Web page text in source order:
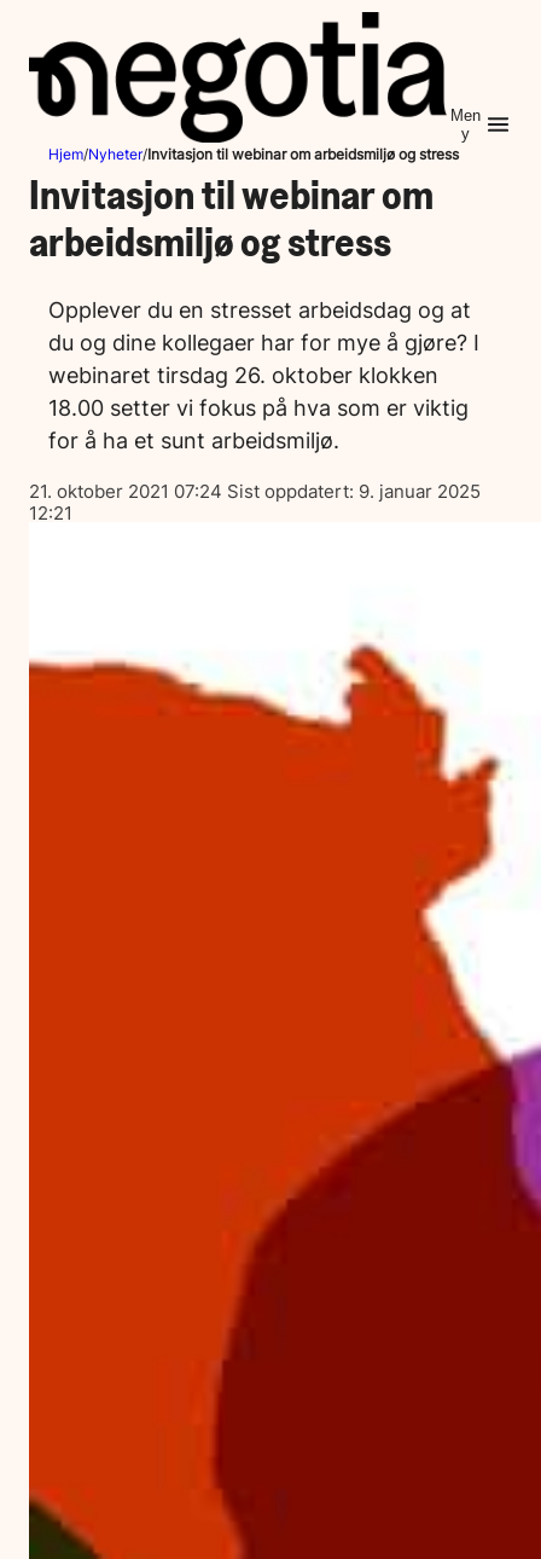
innhold
Men
y
Hjem/Nyheter/Invitasjon til webinar om arbeidsmiljø og stress
Invitasjon til webinar om
arbeidsmiljø og stress
Opplever du en stresset arbeidsdag og at
du og dine kollegaer har for mye å gjøre? I
webinaret tirsdag 26. oktober klokken
18.00 setter vi fokus på hva som er viktig
for å ha et sunt arbeidsmiljø.
Lagt
ut
på
21. oktober 2021 07:24 Sist oppdatert: 9. januar 2025
12:21